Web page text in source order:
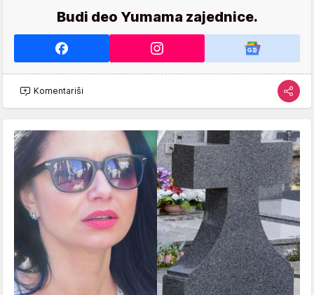
Budi deo Yumama zajednice.
Komentariši